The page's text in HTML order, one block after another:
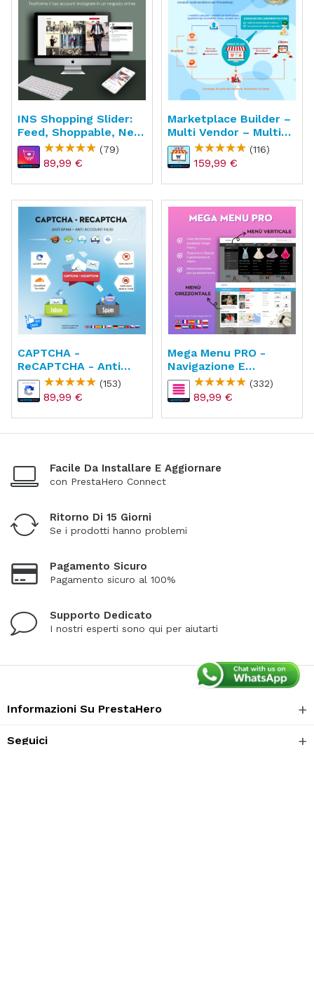
INS Shopping Slider:
Feed, Shoppable, New
API
(79)
89,99 €
Marketplace Builder –
Multi Vendor – Multi
Venditore
(116)
159,99 €
CAPTCHA -
ReCAPTCHA - Anti
Spam - Anti Conti Falsi
(153)
89,99 €
Mega Menu PRO -
Navigazione E
Generatore Di Menu
(332)
89,99 €
Facile Da Installare E Aggiornare
con PrestaHero Connect
Ritorno Di 15 Giorni
Se i prodotti hanno problemi
Pagamento Sicuro
Pagamento sicuro al 100%
Supporto Dedicato
I nostri esperti sono qui per aiutarti
Informazioni Su PrestaHero
Seguici